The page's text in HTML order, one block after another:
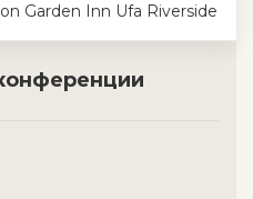
Garden Inn Ufa Riverside